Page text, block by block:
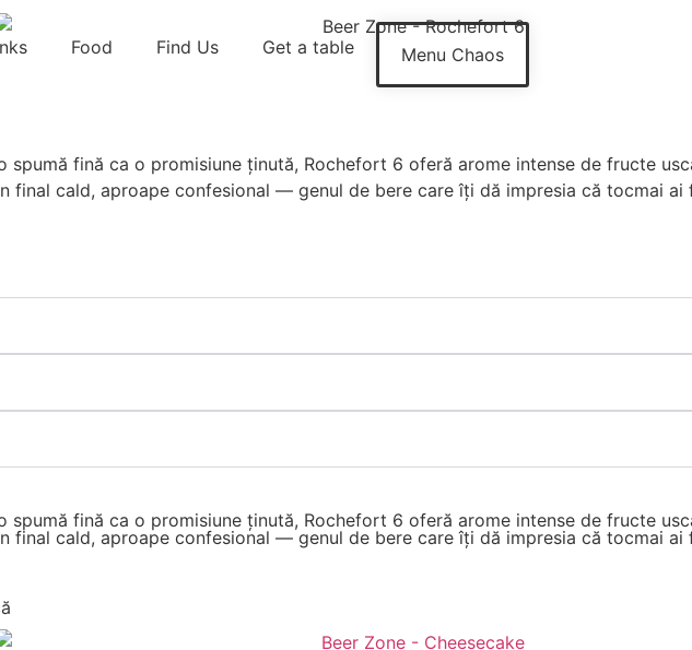
Food Find Us Get a table
Menu Chaos
fină ca o promisiune ținută, Rochefort 6 oferă arome intense de fructe
final cald, aproape confesional — genul de bere care îți dă impresia că tocmai
fină ca o promisiune ținută, Rochefort 6 oferă arome intense de fructe
final cald, aproape confesional — genul de bere care îți dă impresia că tocmai